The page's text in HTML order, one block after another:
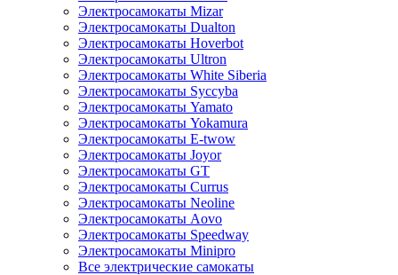
Электросамокаты Mizar
Электросамокаты Dualton
Электросамокаты Hoverbot
Электросамокаты Ultron
Электросамокаты White Siberia
Электросамокаты Syccyba
Электросамокаты Yamato
Электросамокаты Yokamura
Электросамокаты E-twow
Электросамокаты Joyor
Электросамокаты GT
Электросамокаты Currus
Электросамокаты Neoline
Электросамокаты Aovo
Электросамокаты Speedway
Электросамокаты Minipro
Все электрические самокаты